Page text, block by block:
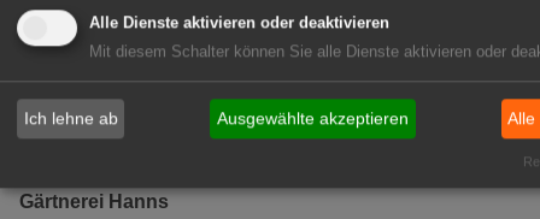
Gärtnerei Hanns
Alle Dienste aktivieren oder deaktivieren
Mit diesem Schalter können Sie alle Dienste aktivieren oder
Ich lehne ab Ausgewählte akzeptieren Alle